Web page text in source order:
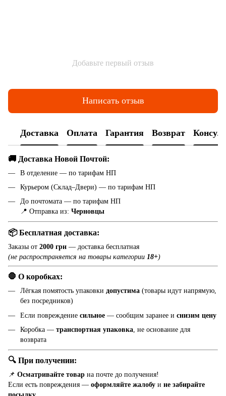
Добавьте первый отзыв
Написать отзыв
Доставка Оплата Гарантия Возврат
🚚 Доставка Новой Почтой:
В отделение — по тарифам НП
Курьером (Склад–Двери) — по тарифам НП
До почтомата — по тарифам НП
📍 Отправка из: Черновцы
📦 Бесплатная доставка:
Заказы от 2000 грн — доставка бесплатная
(не распространяется на товары категории 18+)
🛑 О коробках:
Лёгкая помятость упаковки допустима (товары идут напрямую,
без посредников)
Если повреждение сильное — сообщим заранее и снизим цену
Коробка — транспортная упаковка, не основание для
возврата
🔍 При получении:
📌 Осматривайте товар на почте до получения!
Если есть повреждения — оформляйте жалобу и не забирайте